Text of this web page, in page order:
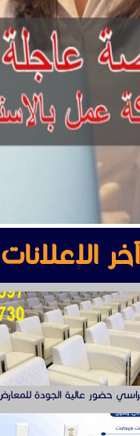
الإعلانات
كراسي حضور عالية الجودة للمعارض
راوتر ريجي